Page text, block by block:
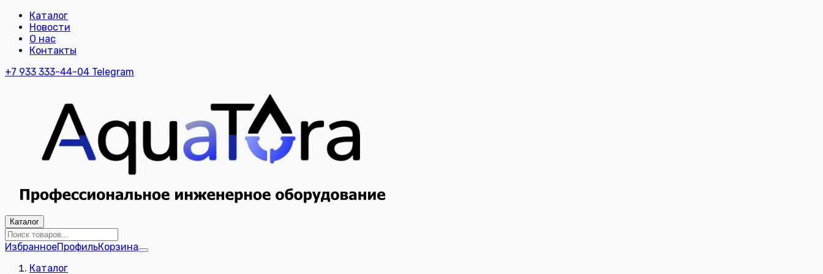
Каталог
Новости
О нас
Контакты
+7 933 333-44-04 Telegram
Каталог
ИзбранноеПрофильКорзина
Каталог